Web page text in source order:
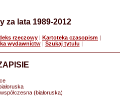
za lata 1989-2012
rzeczowy | Kartoteka czasopism |
wydawnictw| Szukaj tytułu |
(białoruska)